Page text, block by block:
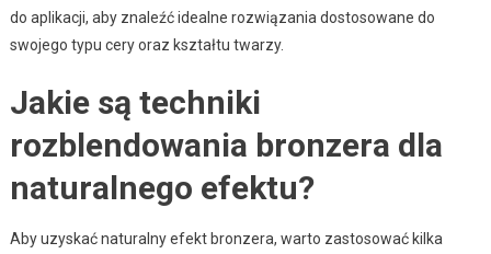
do aplikacji, aby znaleźć idealne rozwiązania dostosowane do
swojego typu cery oraz kształtu twarzy.
Jakie są techniki
rozblendowania bronzera dla
naturalnego efektu?
Aby uzyskać naturalny efekt bronzera, warto zastosować kilka